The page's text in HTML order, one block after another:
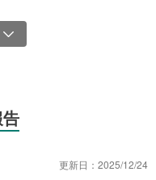
年に発生した同郡を震源
の命が奪われました。
ら、多くの子どもたち
するうえで困難に直面し
更新日： 2025/12/24